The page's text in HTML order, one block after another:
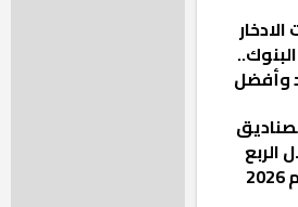
وأفضل
الربع